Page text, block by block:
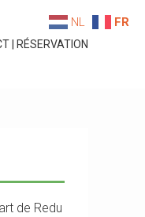
| RÉSERVATION
de Redu
NL FR